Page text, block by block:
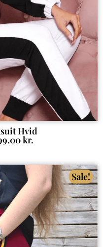
Hvid
kr.
Sale!